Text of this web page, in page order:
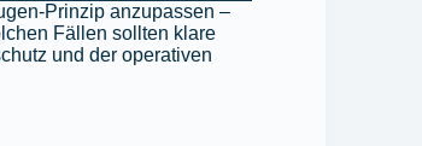
Prinzip anzupassen –
Fällen sollten klare
und der operativen